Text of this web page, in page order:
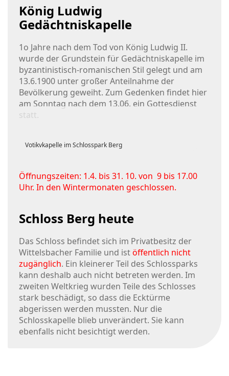
König Ludwig
Gedächtniskapelle
1o Jahre nach dem Tod von König Ludwig II.
wurde der Grundstein für Gedächtniskapelle im
byzantinistisch-romanischen Stil gelegt und am
13.6.1900 unter großer Anteilnahme der
Bevölkerung geweiht. Zum Gedenken findet hier
am Sonntag nach dem 13.06. ein Gottesdienst
statt.
Votikvkapelle im Schlosspark Berg
Öffnungszeiten: 1.4. bis 31. 10. von 9 bis 17.00
Uhr. In den Wintermonaten geschlossen.
Schloss Berg heute
Das Schloss befindet sich im Privatbesitz der
Wittelsbacher Familie und istöffentlich nicht
zugänglich. Ein kleinerer Teil des Schlossparks
kann deshalb auch nicht betreten werden. Im
zweiten Weltkrieg wurden Teile des Schlosses
stark beschädigt, so dass die Ecktürme
abgerissen werden mussten. Nur die
Schlosskapelle blieb unverändert. Sie kann
ebenfalls nicht besichtigt werden.